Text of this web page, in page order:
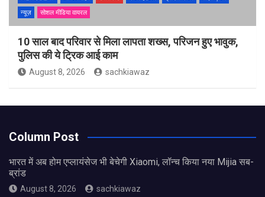
न्यूज़
सोशल मीडिया वायरल
10 साल बाद परिवार से मिला लापता शख्स, परिजन हुए भावुक,
पुलिस की ये ट्रिक आई काम
August 8, 2026 sachkiawaz
Column Post
भारत में अब होम एप्लायंसेज भी बेचेगी Xiaomi, लॉन्च किया नया Mijia सब-
ब्रांड
August 8, 2026 sachkiawaz